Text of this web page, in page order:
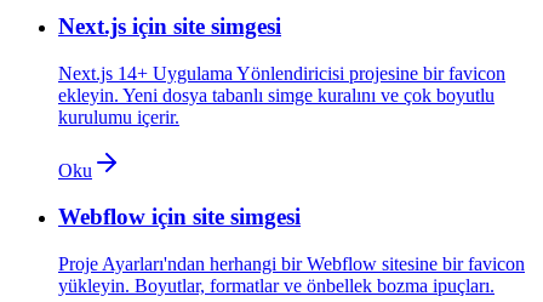
Next.js için site simgesi
Next.js 14+ Uygulama Yönlendiricisi projesine bir favicon
ekleyin. Yeni dosya tabanlı simge kuralını ve çok boyutlu
kurulumu içerir.
Oku
Webflow için site simgesi
Proje Ayarları'ndan herhangi bir Webflow sitesine bir favicon
yükleyin. Boyutlar, formatlar ve önbellek bozma ipuçları.